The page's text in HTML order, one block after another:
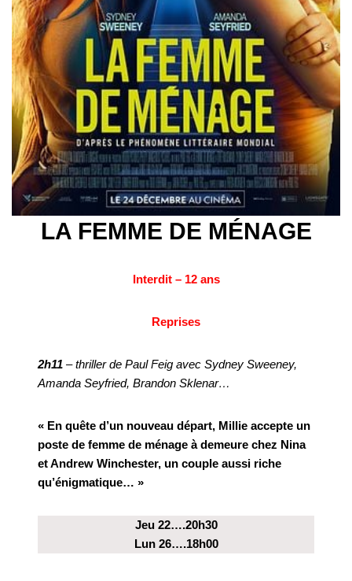
LA FEMME DE MÉNAGE
Interdit – 12 ans
Reprises
2h11– thriller de Paul Feig avec Sydney Sweeney,
Amanda Seyfried, Brandon Sklenar…
« En quête d’un nouveau départ, Millie accepte un
poste de femme de ménage à demeure chez Nina
et Andrew Winchester, un couple aussi riche
qu’énigmatique… »
Jeu 22….20h30
Lun 26….18h00